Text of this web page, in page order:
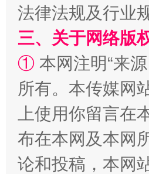
阿坝州三大球赛在茂县开
法律法规及行业
三、关于网络版
① 本网注明“来
所有。本传媒网
上使用你留言
布在本网及本网
论和投稿，本网